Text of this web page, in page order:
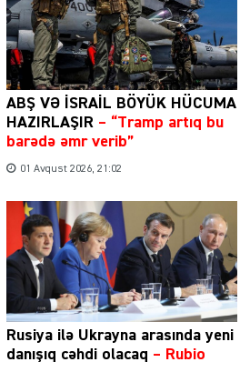
ABŞ VƏ İSRAİL BÖYÜK HÜCUMA
HAZIRLAŞIR – “Tramp artıq bu
barədə əmr verib”
01 Avqust 2026, 21:02
Rusiya ilə Ukrayna arasında yeni
danışıq cəhdi olacaq – Rubio
ili və qanunsuz tikintilər:
haradadır?
11:28